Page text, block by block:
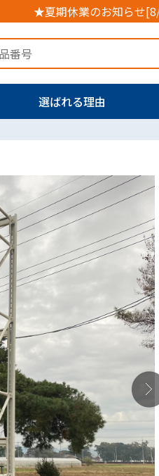
★夏期休業のお知らせ
選ばれる理由